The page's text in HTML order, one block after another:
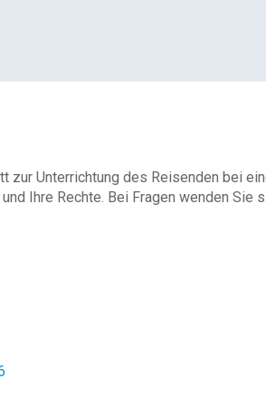
Unterrichtung des Reisenden bei
Ihre Rechte. Bei Fragen wenden Sie